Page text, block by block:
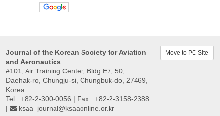
Journal of the Korean Society for Aviation
and Aeronautics
#101, Air Training Center, Bldg E7, 50,
Daehak-ro, Chungju-si, Chungbuk-do, 27469,
Korea
Tel : +82-2-300-0056 | Fax : +82-2-3158-2388
|
ksaa_journal@ksaaonline.or.kr
Move to PC Site